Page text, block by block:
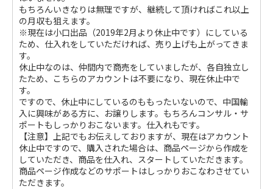
もちろんいきなりは無理ですが、継続して頂ければこれ以上
の月収も狙えます。
※現在は小口出品（2019年2月より休止中です）にしている
ため、仕入れをしていただければ、売り上げも上がってきま
す。
休止中なのは、仲間内で商売をしていましたが、各自独立し
たため、こちらのアカウントは不要になり、現在休止中で
す。
ですので、休止中にしているのももったいないので、中国輸
入に興味がある方に、お譲りします。もちろんコンサル・サ
ポートもしっかりおこないます。仕入れもです。
【注意】上記でもお伝えしておりますが、現在はアカウント
休止中ですので、購入された場合は、商品ページから作成を
していただき、商品を仕入れ、スタートしていただきます。
商品ページ作成などのサポートはしっかりおこなわさせてい
ただきます。